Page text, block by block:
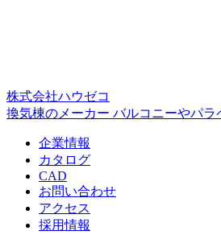
株式会社ハウゼコ
換気棟のメーカー バルコニーやパ
企業情報
カタログ
CAD
お問い合わせ
アクセス
採用情報